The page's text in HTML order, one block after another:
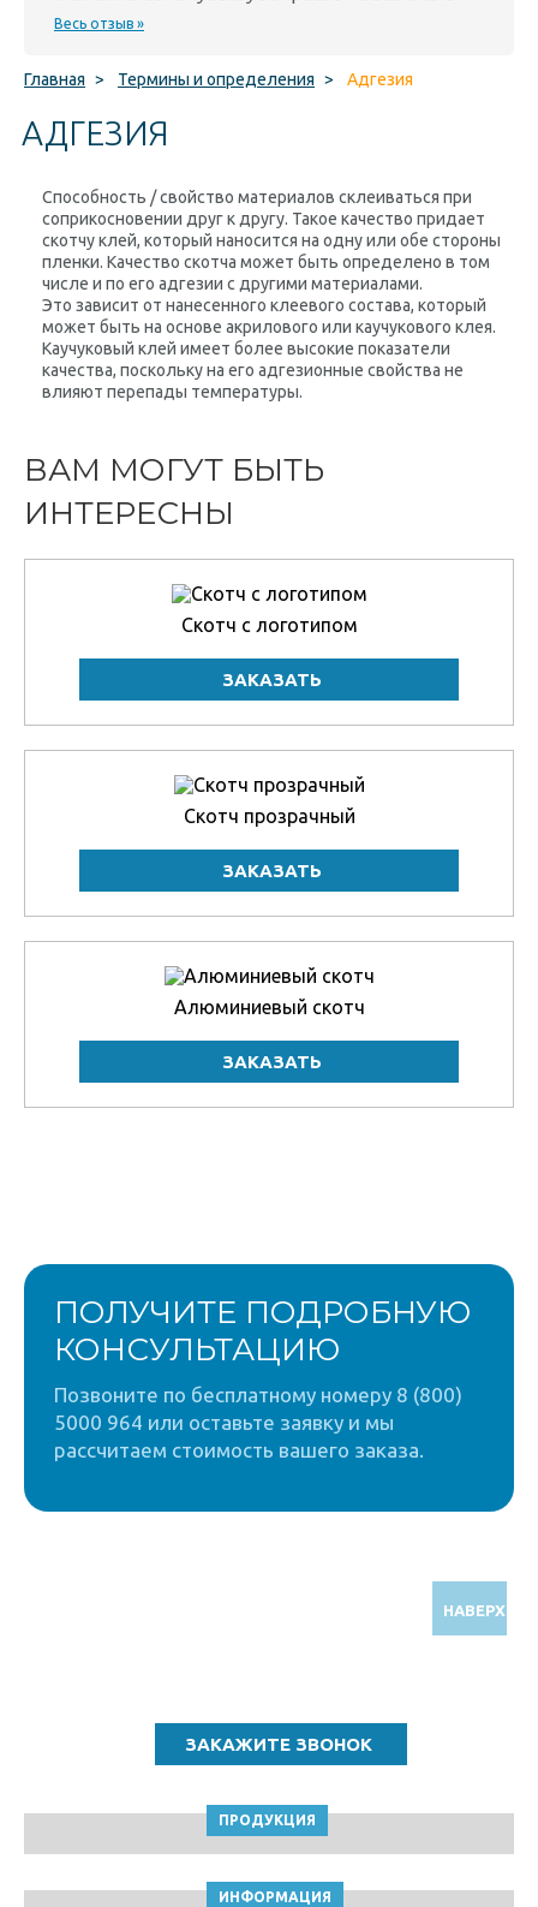
Весь отзыв »
Главная > Термины и определения > Адгезия
АДГЕЗИЯ
Способность / свойство материалов склеиваться при
соприкосновении друг к другу. Такое качество придает
скотчу клей, который наносится на одну или обе стороны
пленки. Качество скотча может быть определено в том
числе и по его адгезии с другими материалами.
Это зависит от нанесенного клеевого состава, который
может быть на основе акрилового или каучукового клея.
Каучуковый клей имеет более высокие показатели
качества, поскольку на его адгезионные свойства не
влияют перепады температуры.
ВАМ МОГУТ БЫТЬ
ИНТЕРЕСНЫ
Скотч с логотипом
Скотч прозрачный
Алюминиевый скотч
ПОЛУЧИТЕ ПОДРОБНУЮ
КОНСУЛЬТАЦИЮ
Позвоните по бесплатному номеру 8 (800)
5000 964 или оставьте заявку и мы
рассчитаем стоимость вашего заказа.
НАВЕРХ
ПРОДУКЦИЯ
ИНФОРМАЦИЯ